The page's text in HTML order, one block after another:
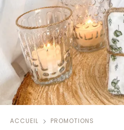
ACCUEIL PROMOTIONS